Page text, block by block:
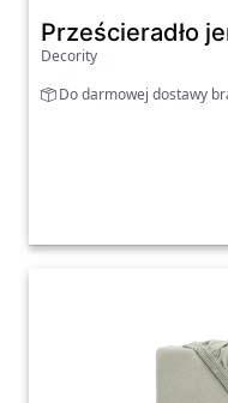
Prześcieradło
Decority
Do darmowej dostawy